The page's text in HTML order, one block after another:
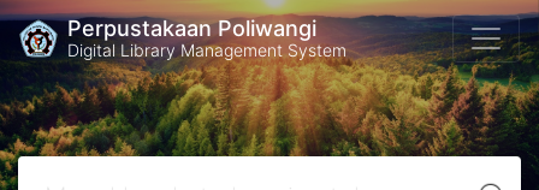
Perpustakaan Poliwangi
Digital Library Management System